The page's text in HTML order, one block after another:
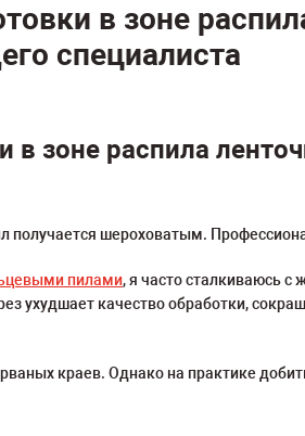
в зоне
специалиста
зоне распила
получается шероховатым.
пилами, я часто сталкиваюсь
ухудшает качество обработки,
краев. Однако на практике